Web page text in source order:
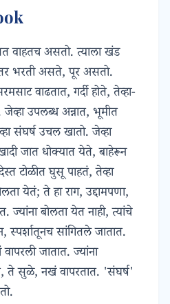
वाहतच असतो. त्याला खंड
भरती असते, पूर असतो.
वाढतात, गर्दी होते, तेव्हा-
उपलब्ध अन्नात, भूमीत
संघर्ष उचल खातो. जेव्हा
जात धोक्यात येते, बाहेरून
टोळीत घुसू पाहतं, तेव्हा
येतं; ते हा राग, उद्दामपणा,
ज्यांना बोलता येत नाही, त्यांचे
स्पर्शातूनच सांगितले जातात.
जातात. ज्यांना
ते सुळे, नखं वापरतात. 'संघर्ष'